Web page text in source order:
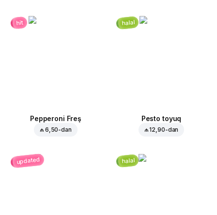
hit
Pepperoni Freş
₼ 6,50-dan
halal
Pesto toyuq
₼ 12,90-dan
updated halal